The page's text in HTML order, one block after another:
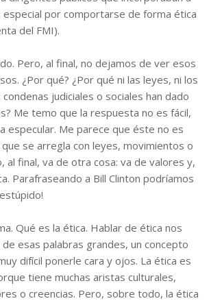
especial por comportarse de forma ética
del FMI).
Pero, al final, no dejamos de ver esos
¿Por qué? ¿Por qué ni las leyes, ni los
judiciales o sociales han dado
Me temo que la respuesta no es fácil,
especular. Me parece que éste no es
se arregla con leyes, movimientos o
al final, va de otra cosa: va de valores y,
Parafraseando a Bill Clinton podríamos
Qué es la ética. Hablar de ética nos
esas palabras grandes, un concepto
difícil ponerle cara y ojos. La ética es
tiene muchas aristas culturales,
o creencias. Pero, sobre todo, la ética